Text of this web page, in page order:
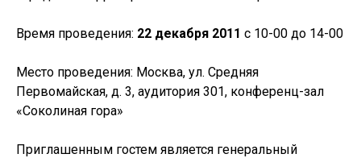
Время проведения: 22 декабря 2011 с 10-00 до 14-00
Место проведения: Москва, ул. Средняя
Первомайская, д. 3, аудитория 301, конференц-зал
«Соколиная гора»
Приглашенным гостем является генеральный